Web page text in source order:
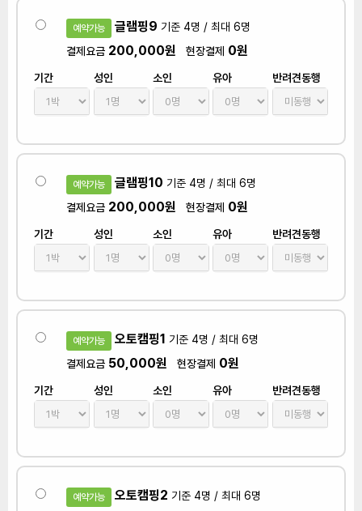
예약가능 글램핑9 기준 4명 / 최대 6명
결제요금 200,000원 현장결제 0원
기간 성인 소인 유아 반려견동행
예약가능 글램핑10 기준 4명 / 최대 6명
결제요금 200,000원 현장결제 0원
기간 성인 소인 유아 반려견동행
예약가능 오토캠핑1 기준 4명 / 최대 6명
결제요금 50,000원 현장결제 0원
기간 성인 소인 유아 반려견동행
예약가능 오토캠핑2 기준 4명 / 최대 6명